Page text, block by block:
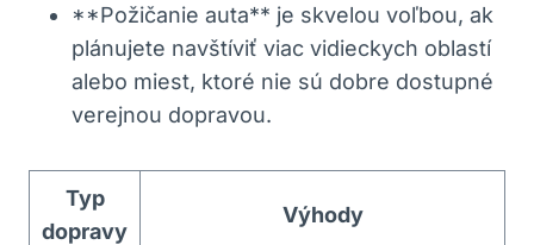
**Požičanie auta** je skvelou voľbou, ak
plánujete navštíviť viac vidieckych oblastí
alebo miest, ktoré nie sú dobre dostupné
verejnou dopravou.
Typ
dopravy
Výhody